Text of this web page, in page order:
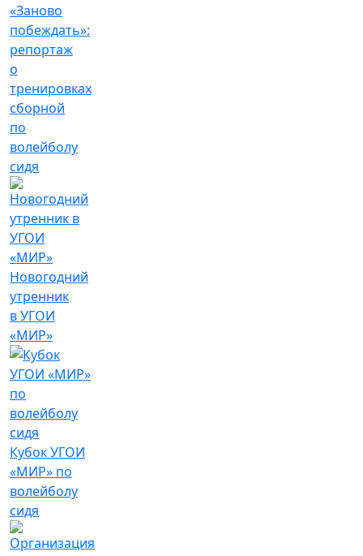
«Заново
побеждать»:
репортаж
о
тренировках
сборной
по
волейболу
сидя
Новогодний
утренник
в УГОИ
«МИР»
Кубок УГОИ
«МИР» по
волейболу
сидя